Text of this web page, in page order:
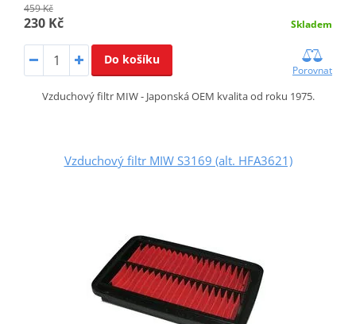
459 Kč
230 Kč Skladem
Do košíku
Porovnat
Vzduchový filtr MIW - Japonská OEM kvalita od roku 1975.
Vzduchový filtr MIW S3169 (alt. HFA3621)